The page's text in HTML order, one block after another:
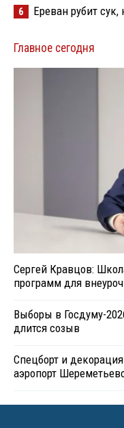
6 Ереван рубит
Главное сегодня
Сергей Кравцов:
программ для
Выборы в Госдуму-
длится созыв
Спецборт и
аэропорт